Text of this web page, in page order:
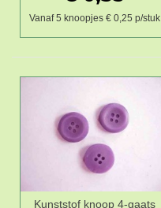
Vanaf 5 knoopjes € 0,25 p/stuk
Kunststof knoop 4-gaats